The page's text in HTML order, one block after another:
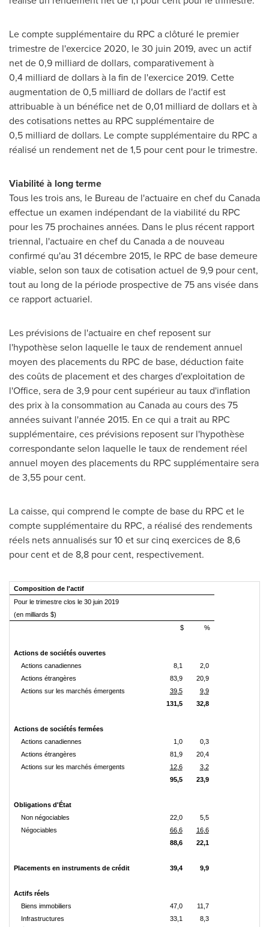
Le compte supplémentaire du RPC a clôturé le premier
trimestre de l'exercice 2020, le 30 juin 2019, avec un actif
net de 0,9 milliard de dollars, comparativement à
0,4 milliard de dollars à la fin de l'exercice 2019. Cette
augmentation de 0,5 milliard de dollars de l'actif est
attribuable à un bénéfice net de 0,01 milliard de dollars et à
des cotisations nettes au RPC supplémentaire de
0,5 milliard de dollars. Le compte supplémentaire du RPC a
réalisé un rendement net de 1,5 pour cent pour le trimestre.
Viabilité à long terme
Tous les trois ans, le Bureau de l'actuaire en chef du Canada
effectue un examen indépendant de la viabilité du RPC
pour les 75 prochaines années. Dans le plus récent rapport
triennal, l'actuaire en chef du Canadaa de nouveau
confirmé qu'au 31 décembre 2015, le RPC de base demeure
viable, selon son taux de cotisation actuel de 9,9 pour cent,
tout au long de la période prospective de 75 ans visée dans
ce rapport actuariel.
Les prévisions de l'actuaire en chef reposent sur
l'hypothèse selon laquelle le taux de rendement annuel
moyen des placements du RPC de base, déduction faite
des coûts de placement et des charges d'exploitation de
l'Office, sera de 3,9 pour cent supérieur au taux d'inflation
des prix à la consommation au Canadaau cours des 75
années suivant l'année 2015. En ce qui a trait au RPC
supplémentaire, ces prévisions reposent sur l'hypothèse
correspondante selon laquelle le taux de rendement réel
annuel moyen des placements du RPC supplémentaire sera
de 3,55 pour cent.
La caisse, qui comprend le compte de base du RPC et le
compte supplémentaire du RPC, a réalisé des rendements
réels nets annualisés sur 10 et sur cinq exercices de 8,6
pour cent et de 8,8 pour cent, respectivement.
Composition de l'actif
Pour le trimestre clos le 30 juin 2019
(en milliards $)
$
%
Actions de sociétés ouvertes
Actions canadiennes
8,1
2,0
Actions étrangères
83,9
20,9
Actions sur les marchés émergents
39,5
9,9
131,5
32,8
Actions de sociétés fermées
Actions canadiennes
1,0
0,3
Actions étrangères
81,9
20,4
Actions sur les marchés émergents
12,6
3,2
95,5
23,9
Obligations d'État
Non négociables
22,0
5,5
Négociables
66,6
16,6
88,6
22,1
Placements en instruments de crédit 39,4 9,9
Actifs réels
Biens immobiliers
47,0
11,7
Infrastructures
33,1
8,3